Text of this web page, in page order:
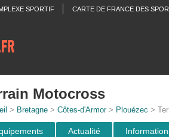
SPORTIF CARTE DE FRANCE DES
Motocross
> Bretagne> Côtes-d'Armor> Plouézec >
Actualité